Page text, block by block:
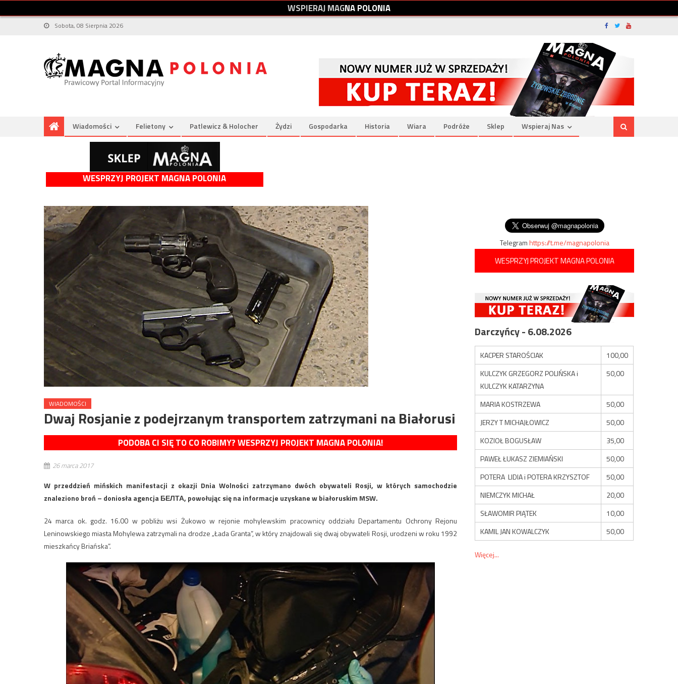
WSPIERAJMAGNAPOLONIA
Sobota, 08 Sierpnia 2026
Wiadomości Felietony Patlewicz & Holocher Żydzi Gospodarka Historia Wiara Podróże Sklep Wspieraj Nas
WESPRZYJ PROJEKT MAGNA POLONIA
WIADOMOŚCI
Dwaj Rosjanie z podejrzanym transportem zatrzymani na Białorusi
PODOBA CI SIĘ TO CO ROBIMY? WESPRZYJ PROJEKT MAGNA POLONIA!
26 marca 2017
W przeddzień mińskich manifestacji z okazji Dnia Wolności zatrzymano dwóch obywateli Rosji, w których samochodzie
znaleziono broń – doniosła agencja БЕЛТА, powołując się na informacje uzyskane w białoruskim MSW.
24 marca ok. godz. 16.00 w pobliżu wsi Żukowo w rejonie mohylewskim pracownicy oddziału Departamentu Ochrony Rejonu
Leninowskiego miasta Mohylewa zatrzymali na drodze „Łada Granta”, w który znajdowali się dwaj obywateli Rosji, urodzeni w roku 1992
mieszkańcy Briańska”.
Telegramhttps://t.me/magnapolonia
WESPRZYJ PROJEKT MAGNA POLONIA
Darczyńcy - 6.08.2026
KACPER STAROŚCIAK
100,00
KULCZYK GRZEGORZ POLIŃSKA i
KULCZYK KATARZYNA
50,00
MARIA KOSTRZEWA
50,00
JERZY T MICHAJŁOWICZ
50,00
KOZIOŁ BOGUSŁAW
35,00
PAWEŁ ŁUKASZ ZIEMIAŃSKI
50,00
POTERA LIDIA i POTERA KRZYSZTOF
50,00
NIEMCZYK MICHAŁ
20,00
SŁAWOMIR PIĄTEK
10,00
KAMIL JAN KOWALCZYK
50,00
Więcej...